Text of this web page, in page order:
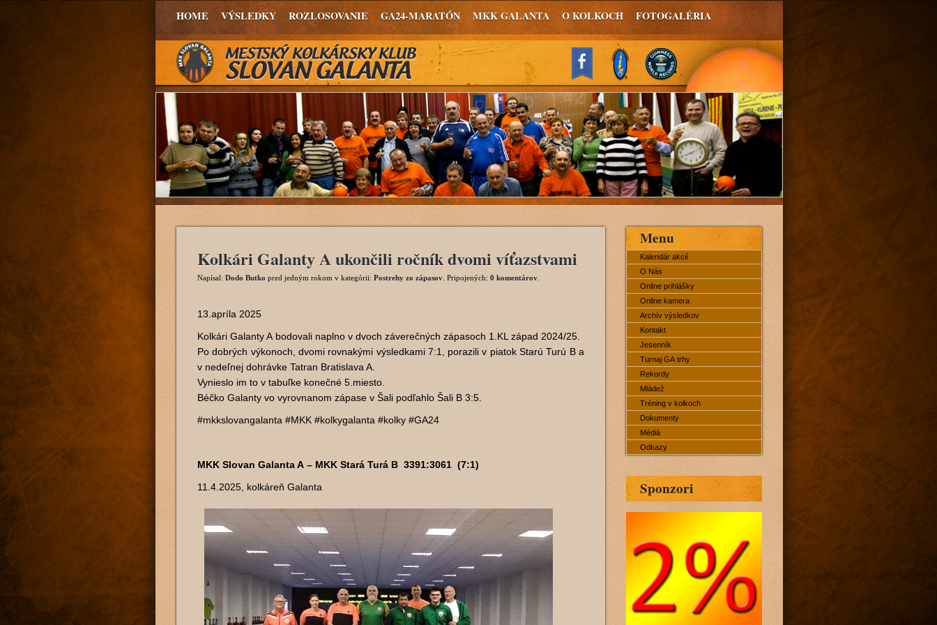
HOME VÝSLEDKY ROZLOSOVANIE GA24-MARATÓN MKK GALANTA O KOLKOCH FOTOGALÉRIA
Kolkári Galanty A ukončili ročník dvomi víťazstvami
Napísal: Dodo Butko pred jedným rokom v kategórii: Postrehy zo zápasov . Pripojených: 0 komentárov
13.apríla 2025
Kolkári Galanty A bodovali naplno v dvoch záverečných zápasoch 1.KL západ 2024/25.
Po dobrých výkonoch, dvomi rovnakými výsledkami 7:1, porazili v piatok Starú Turú B a
v nedeľnej dohrávke Tatran Bratislava A.
Vynieslo im to v tabuľke konečné 5.miesto.
Béčko Galanty vo vyrovnanom zápase v Šali podľahlo Šali B 3:5.
#mkkslovangalanta #MKK #kolkygalanta #kolky #GA24
MKK Slovan Galanta A – MKK Stará Turá B 3391:3061 (7:1)
11.4.2025, kolkáreň Galanta
Menu
Kalendár akcií
O Nás
Online prihlášky
Online kamera
Archív výsledkov
Kontakt
Jesenník
Turnaj GA trhy
Rekordy
Mládež
Tréning v kolkoch
Dokumenty
Médiá
Odkazy
Sponzori